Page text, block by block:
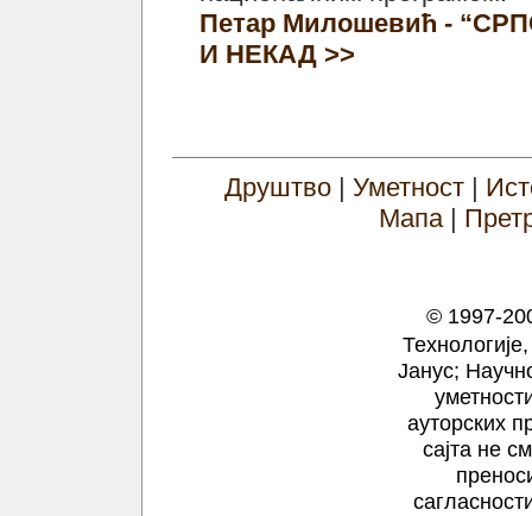
Петар Милошевић -
И НЕКАД >>
Друштво| Уметност|
Мапа|
© 1997-
Јанус;
ауторских
сајта не